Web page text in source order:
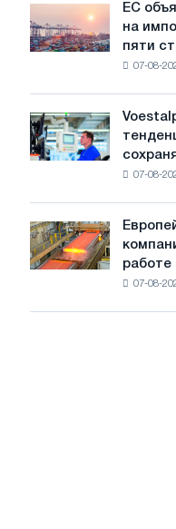
трамвайных
путей
Москвы
Ярославля
объявил
окончательные
холоднокатаной
стали
из
стран
ЕС
на
пяти
07-08-
Voestalpine
ожидает,
что
рынке
стали
сохранятся,
на
07-08-
Европейские
сталелитейные
компании
работе
07-08-